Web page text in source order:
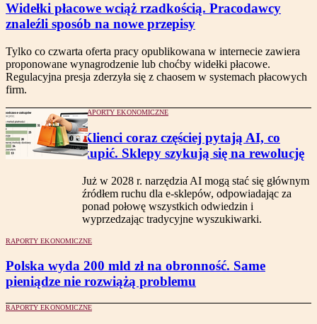
Widełki płacowe wciąż rzadkością. Pracodawcy
znaleźli sposób na nowe przepisy
Tylko co czwarta oferta pracy opublikowana w internecie zawiera
proponowane wynagrodzenie lub choćby widełki płacowe.
Regulacyjna presja zderzyła się z chaosem w systemach płacowych
firm.
RAPORTY EKONOMICZNE
Klienci coraz częściej pytają AI, co
kupić. Sklepy szykują się na rewolucję
Już w 2028 r. narzędzia AI mogą stać się głównym
źródłem ruchu dla e-sklepów, odpowiadając za
ponad połowę wszystkich odwiedzin i
wyprzedzając tradycyjne wyszukiwarki.
RAPORTY EKONOMICZNE
Polska wyda 200 mld zł na obronność. Same
pieniądze nie rozwiążą problemu
RAPORTY EKONOMICZNE